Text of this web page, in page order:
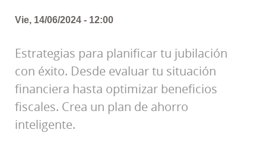
Vie, 14/06/2024 - 12:00
Estrategias para planificar tu jubilación
con éxito. Desde evaluar tu situación
financiera hasta optimizar beneficios
fiscales. Crea un plan de ahorro
inteligente.